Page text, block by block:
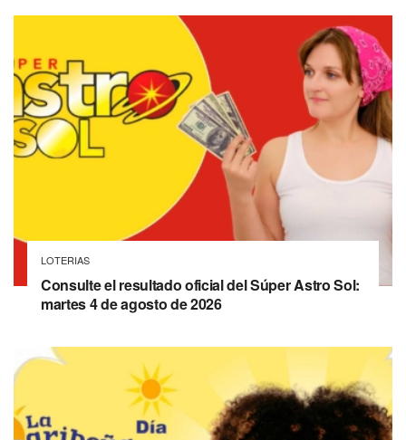
LOTERIAS
Consulte el resultado oficial del Súper Astro Sol:
martes 4 de agosto de 2026